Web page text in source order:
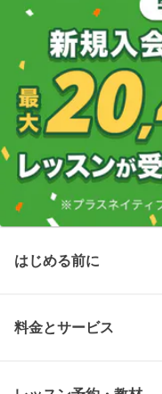
はじめる前に
料金とサービス